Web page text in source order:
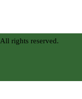
All rights reserved.